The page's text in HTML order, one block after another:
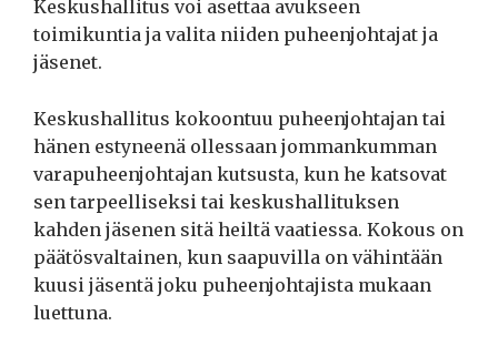
Keskushallitus voi asettaa avukseen
toimikuntia ja valita niiden puheenjohtajat ja
jäsenet.
Keskushallitus kokoontuu puheenjohtajan tai
hänen estyneenä ollessaan jommankumman
varapuheenjohtajan kutsusta, kun he katsovat
sen tarpeelliseksi tai keskushallituksen
kahden jäsenen sitä heiltä vaatiessa. Kokous on
päätösvaltainen, kun saapuvilla on vähintään
kuusi jäsentä joku puheenjohtajista mukaan
luettuna.